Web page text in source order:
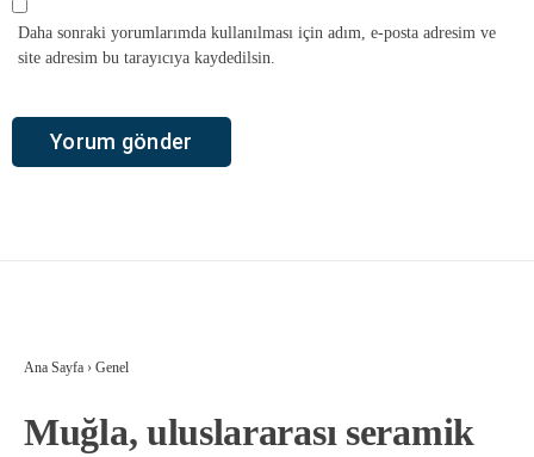
Daha sonraki yorumlarımda kullanılması için adım, e-posta adresim ve
site adresim bu tarayıcıya kaydedilsin.
Ana Sayfa › Genel
Muğla, uluslararası seramik